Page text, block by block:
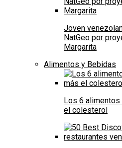
Joven
NatGeo por
Margarita
Alimentos y Bebidas
Los 6 alimentos
el colesterol